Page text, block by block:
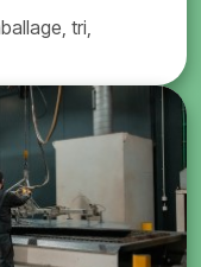
tri,